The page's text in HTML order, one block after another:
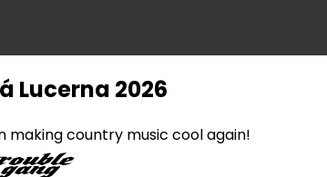
Lucerna 2026
making country music cool again!